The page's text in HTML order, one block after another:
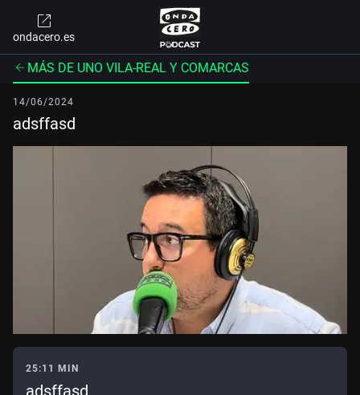
ondacero.es
MÁS DE UNO VILA-REAL Y COMARCAS
14/06/2024
adsffasd
25:11 MIN
adsffasd